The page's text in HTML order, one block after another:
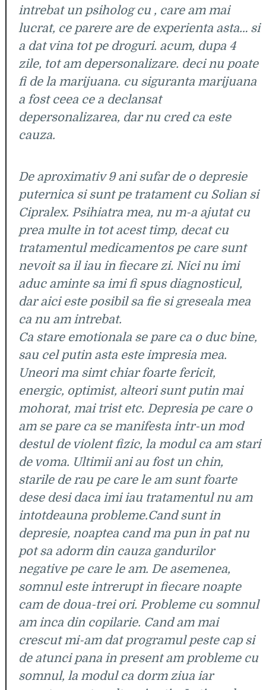
intrebat un psiholog cu , care am mai
lucrat, ce parere are de experienta asta… si
a dat vina tot pe droguri. acum, dupa 4
zile, tot am depersonalizare. deci nu poate
fi de la marijuana. cu siguranta marijuana
a fost ceea ce a declansat
depersonalizarea, dar nu cred ca este
cauza.
De aproximativ 9 ani sufar de o depresie
puternica si sunt pe tratament cu Solian si
Cipralex. Psihiatra mea, nu m-a ajutat cu
prea multe in tot acest timp, decat cu
tratamentul medicamentos pe care sunt
nevoit sa il iau in fiecare zi. Nici nu imi
aduc aminte sa imi fi spus diagnosticul,
dar aici este posibil sa fie si greseala mea
ca nu am intrebat.
Ca stare emotionala se pare ca o duc bine,
sau cel putin asta este impresia mea.
Uneori ma simt chiar foarte fericit,
energic, optimist, alteori sunt putin mai
mohorat, mai trist etc. Depresia pe care o
am se pare ca se manifesta intr-un mod
destul de violent fizic, la modul ca am stari
de voma. Ultimii ani au fost un chin,
starile de rau pe care le am sunt foarte
dese desi daca imi iau tratamentul nu am
intotdeauna probleme.Cand sunt in
depresie, noaptea cand ma pun in pat nu
pot sa adorm din cauza gandurilor
negative pe care le am. De asemenea,
somnul este intrerupt in fiecare noapte
cam de doua-trei ori. Probleme cu somnul
am inca din copilarie. Cand am mai
crescut mi-am dat programul peste cap si
de atunci pana in present am probleme cu
somnul, la modul ca dorm ziua iar